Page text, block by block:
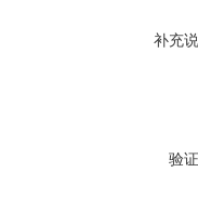
补充
验